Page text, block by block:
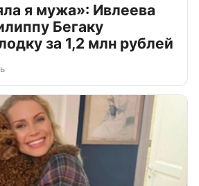
я мужа»: Ивлеева
Бегаку
за 1,2 млн рублей